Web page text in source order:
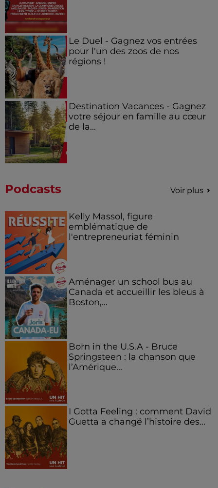
Le Duel - Gagnez vos entrées
pour l'un des zoos de nos
régions !
Destination Vacances - Gagnez
votre séjour en famille au cœur
de la...
Podcasts Voir plus
Kelly Massol, figure
emblématique de
l'entrepreneuriat féminin
Aménager un school bus au
Canada et accueillir les bleus à
Boston,...
Born in the U.S.A - Bruce
Springsteen : la chanson que
l’Amérique...
I Gotta Feeling : comment David
Guetta a changé l’histoire des...